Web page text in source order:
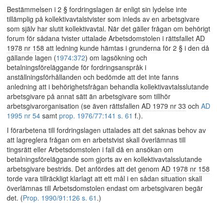
Bestämmelsen i 2 § fordringslagen är enligt sin lydelse inte
tillämplig på kollektivavtalstvister som inleds av en arbetsgivare
som själv har slutit kollektivavtal. När det gäller frågan om behörigt
forum för sådana tvister uttalade Arbetsdomstolen i rättsfallet AD
1978 nr 158 att ledning kunde hämtas i grunderna för 2 § i den då
gällande lagen (1974:372) om lagsökning och
betalningsföreläggande för fordringsanspråk i
anställningsförhållanden och bedömde att det inte fanns
anledning att i behörighetsfrågan behandla kollektivavtalsslutande
arbetsgivare på annat sätt än arbetsgivare som tillhör
arbetsgivarorganisation (se även rättsfallen AD 1979 nr 33 och AD
1995 nr 54 samt prop. 1976/77:141 s. 61 f.).
I förarbetena till fordringslagen uttalades att det saknas behov av
att lagreglera frågan om en arbetstvist skall överlämnas till
tingsrätt eller Arbetsdomstolen i fall då en ansökan om
betalningsföreläggande som gjorts av en kollektivavtalsslutande
arbetsgivare bestrids. Det anfördes att det genom AD 1978 nr 158
torde vara tillräckligt klarlagt att ett mål i en sådan situation skall
överlämnas till Arbetsdomstolen endast om arbetsgivaren begär
det. (Prop. 1990/91:126 s. 61 .)